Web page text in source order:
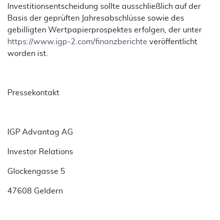
Investitionsentscheidung sollte ausschließlich auf der
Basis der geprüften Jahresabschlüsse sowie des
gebilligten Wertpapierprospektes erfolgen, der unter
https://www.igp-2.com/finanzberichte veröffentlicht
worden ist.
Pressekontakt
IGP Advantag AG
Investor Relations
Glockengasse 5
47608 Geldern